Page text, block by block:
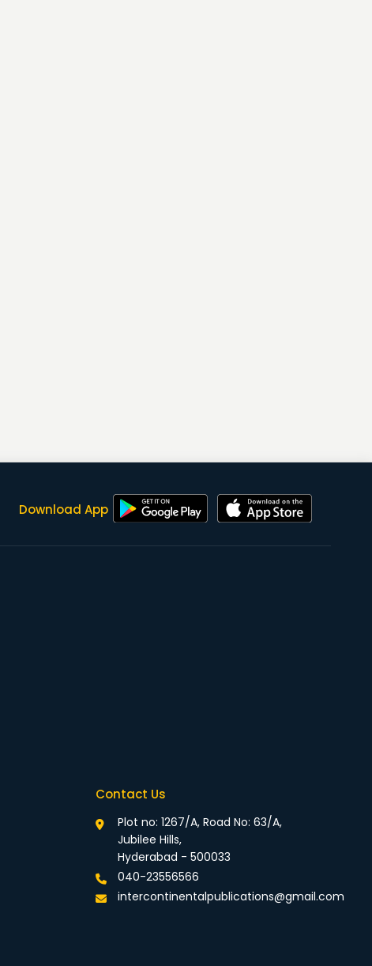
Download App
Contact Us
Plot no: 1267/A, Road No: 63/A,
Jubilee Hills,
Hyderabad - 500033
040-23556566
intercontinentalpublications@gmail.com